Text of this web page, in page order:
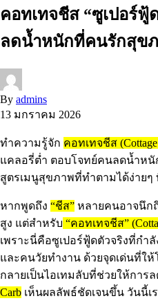
คอทเทจชีส “ซูเปอร์ฟู้
ลดน้ำหนักที่คนรักสุข
By admins
13 มกราคม 2026
ทำความรู้จัก คอทเทจชีส (Cottage
แคลอรี่ต่ำ ตอบโจทย์คนลดน้ำหนั
สูตรเมนูสุขภาพที่ทำตามได้ง่ายๆ
หากพูดถึง “ชีส” หลายคนอาจนึก
สูง แต่สำหรับ “คอทเทจชีส”
เพราะนี่คือซูเปอร์ฟู้ดตัวจริงที่ก
และคนวัยทำงาน ด้วยจุดเด่นที่ใ
กลายเป็นไอเทมลับที่ช่วยให้การ
Carb เห็นผลลัพธ์ชัดเจนขึ้น วันนี้เ